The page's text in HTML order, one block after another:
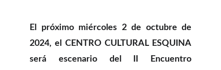
El próximo miércoles 2 de octubre de
2024, el CENTRO CULTURAL ESQUINA
será escenario del II Encuentro